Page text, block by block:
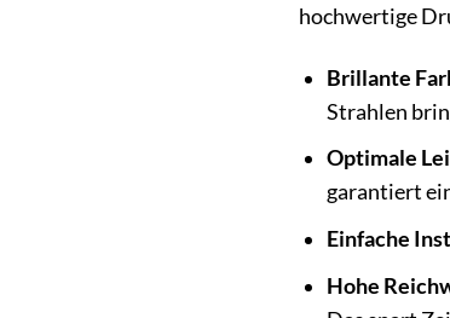
hochwertige
Brillante
Strahlen
Optimale
garantiert
Einfache
Hohe